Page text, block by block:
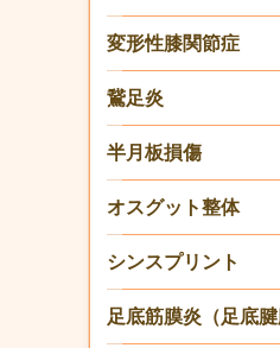
変形性膝関節症
鵞足炎
半月板損傷
オスグット整体
シンスプリント
足底筋膜炎（足底腱